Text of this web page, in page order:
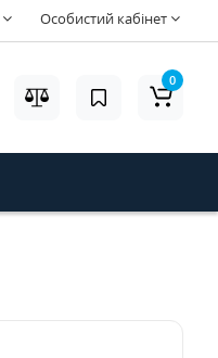
Особистий кабінет
0